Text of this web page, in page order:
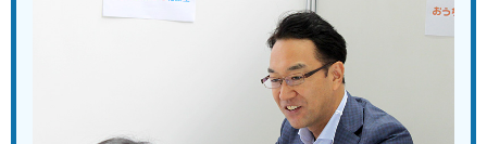
住宅ローン返済シミュレーション